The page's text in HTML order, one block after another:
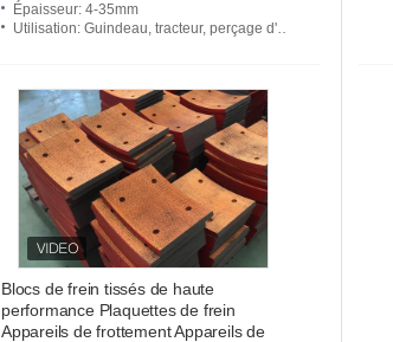
Épaisseur: 4-35mm
Utilisation: Guindeau, tracteur, perçage d'Oill, grue, mélangeur, etc.
Blocs de frein tissés de haute
performance Plaquettes de frein
Appareils de frottement Appareils de